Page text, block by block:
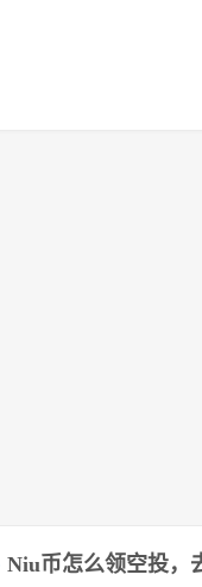
Niu币怎么领空投，